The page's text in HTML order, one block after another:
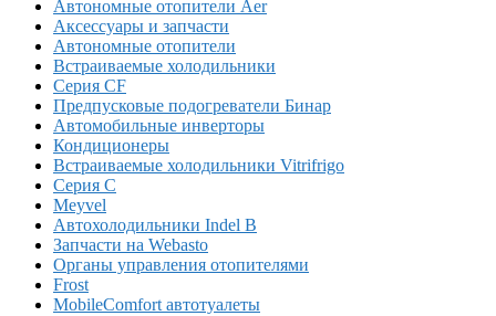
Автономные отопители Аer
Аксессуары и запчасти
Автономные отопители
Встраиваемые холодильники
Серия CF
Предпусковые подогреватели Бинар
Автомобильные инверторы
Кондиционеры
Встраиваемые холодильники Vitrifrigo
Серия C
Meyvel
Автохолодильники Indel B
Запчасти на Webasto
Органы управления отопителями
Frost
MobileComfort автотуалеты